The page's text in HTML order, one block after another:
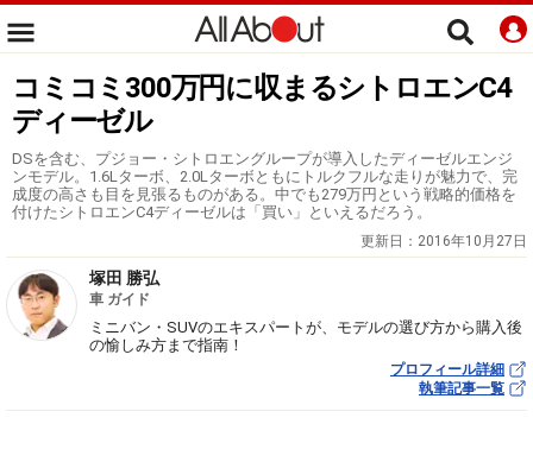
コミコミ300万円に収まるシトロエンC4
ディーゼル
DSを含む、プジョー・シトロエングループが導入したディーゼルエンジ
ンモデル。1.6Lターボ、2.0Lターボともにトルクフルな走りが魅力で、完
成度の高さも目を見張るものがある。中でも279万円という戦略的価格を
付けたシトロエンC4ディーゼルは「買い」といえるだろう。
更新日： 2016年10月27日
塚田 勝弘
車 ガイド
ミニバン・SUVのエキスパートが、モデルの選び方から購入後
の愉しみ方まで指南！
プロフィール詳細
執筆記事一覧